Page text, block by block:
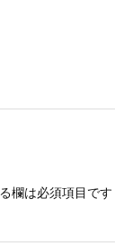
欄は必須項目です